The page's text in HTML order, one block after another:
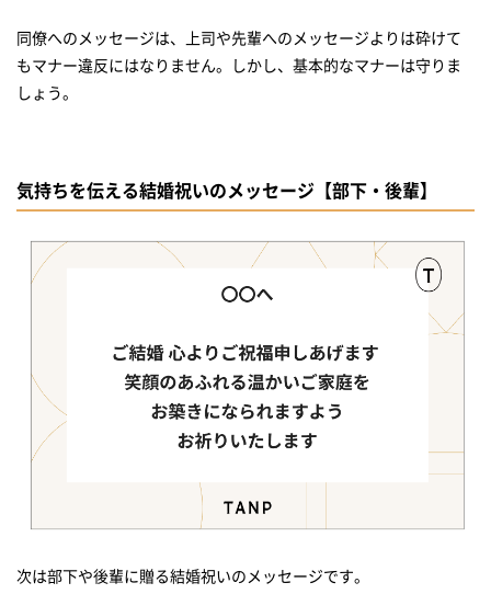
同僚へのメッセージは、上司や先輩へのメッセージよりは砕けて
もマナー違反にはなりません。しかし、基本的なマナーは守りま
しょう。
気持ちを伝える結婚祝いのメッセージ【部下・後輩】
次は部下や後輩に贈る結婚祝いのメッセージです。